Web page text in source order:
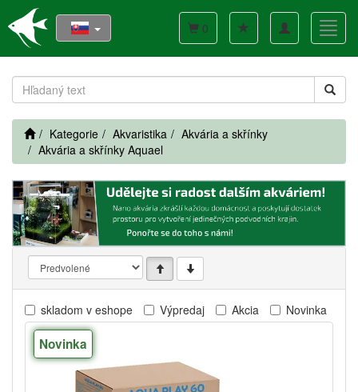
Toggle
navigation
0
Kategorie Akvaristika
Akvária a skřínky
Akvária a skřínky Aquael
skladom v eshope Výpredaj Akcia Novinka
Novinka